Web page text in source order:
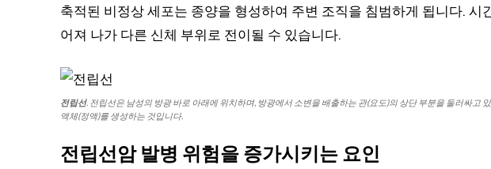
축적된 비정상 세포는 종양을 형성하여 주변 조직을 침범하게 됩니다. 시
어져 나가 다른 신체 부위로 전이될 수 있습니다.
전립선. 전립선은 남성의 방광 바로 아래에 위치하며, 방광에서 소변을 배출하는 관(요도)의 상단 부분을 둘러싸고
액체(정액)를 생성하는 것입니다.
전립선암 발병 위험을 증가시키는 요인